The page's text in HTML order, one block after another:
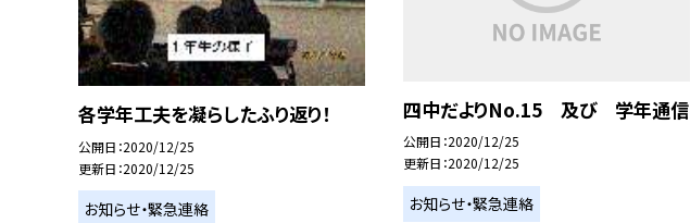
各学年工夫を凝らしたふり返り！
公開日 2020/12/25
更新日 2020/12/25
お知らせ・緊急連絡
四中だよりNo.15 及び 学年通信
公開日 2020/12/25
更新日 2020/12/25
お知らせ・緊急連絡